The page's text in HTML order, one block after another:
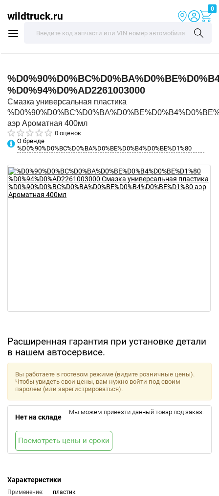
wildtruck.ru
0
%D0%94%D0%AD2261003000
Смазка универсальная пластика
аэр Ароматная 400мл
0 оценок
О бренде
%D0%90%D0%BC%D0%BA%D0%BE%D0%B4%D0%BE%D1%80
Расширенная гарантия при установке детали
в нашем автосервисе.
Характеристики
Применение:
пластик
Вы работаете в гостевом режиме (видите розничные цены).
Чтобы увидеть свои цены, вам нужно войти под своим
паролем (или зарегистрироваться).
Нет на складе
Мы можем привезти данный товар под заказ.
Посмотреть цены и сроки